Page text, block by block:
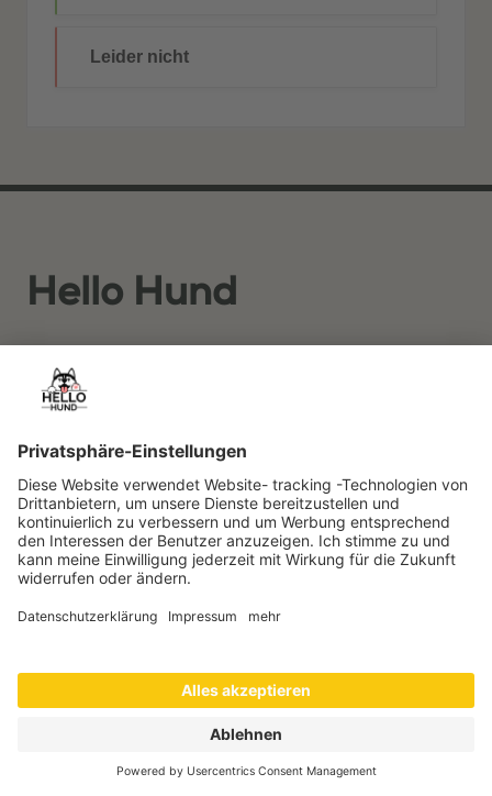
Leider nicht
Hello Hund
Werbelinks
Einige Links sind Werbelinks. Wenn du darüber kaufst,
erhalten wir gegebenenfalls eine Provision. Für dich
entstehen keine Mehrkosten.
Redaktion & Standards